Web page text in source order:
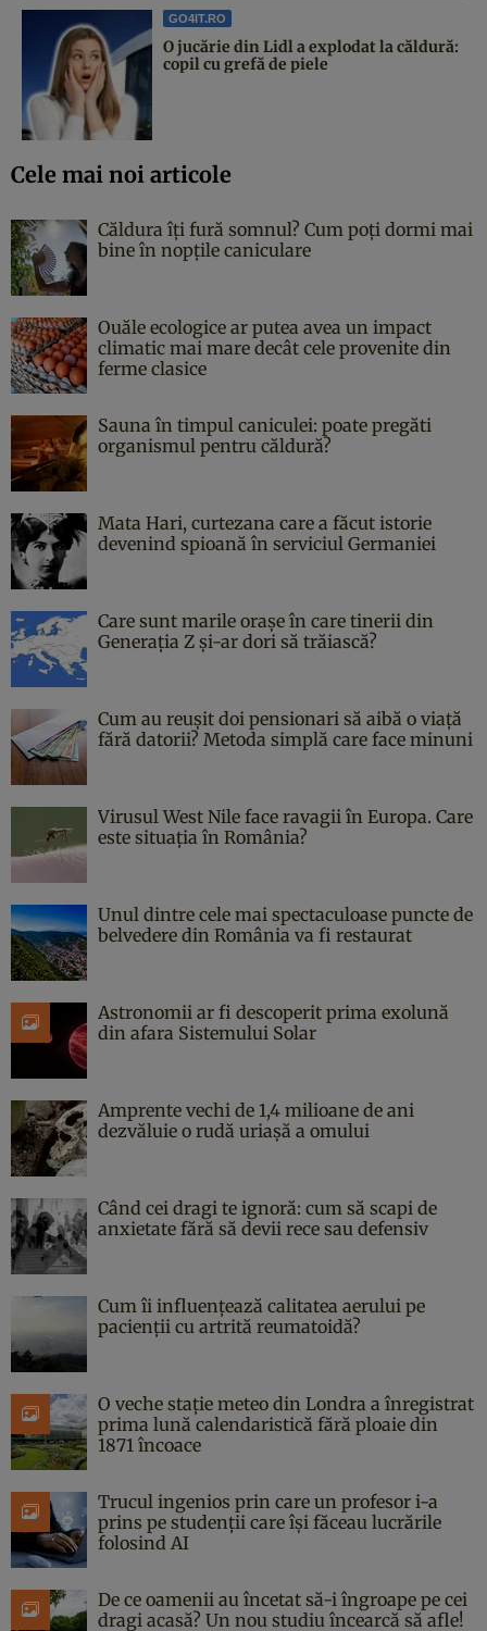
GO4IT.RO
O jucărie din Lidl a explodat la căldură:
copil cu grefă de piele
Cele mai noi articole
Căldura îți fură somnul? Cum poți dormi mai
bine în nopțile caniculare
Ouăle ecologice ar putea avea un impact
climatic mai mare decât cele provenite din
ferme clasice
Sauna în timpul caniculei: poate pregăti
organismul pentru căldură?
Mata Hari, curtezana care a făcut istorie
devenind spioană în serviciul Germaniei
Care sunt marile orașe în care tinerii din
Generația Z și-ar dori să trăiască?
Cum au reușit doi pensionari să aibă o viață
fără datorii? Metoda simplă care face minuni
Virusul West Nile face ravagii în Europa. Care
este situația în România?
Unul dintre cele mai spectaculoase puncte de
belvedere din România va fi restaurat
Astronomii ar fi descoperit prima exolună
din afara Sistemului Solar
Amprente vechi de 1,4 milioane de ani
dezvăluie o rudă uriașă a omului
Când cei dragi te ignoră: cum să scapi de
anxietate fără să devii rece sau defensiv
Cum îi influențează calitatea aerului pe
pacienții cu artrită reumatoidă?
O veche stație meteo din Londra a înregistrat
prima lună calendaristică fără ploaie din
1871 încoace
Trucul ingenios prin care un profesor i-a
prins pe studenții care își făceau lucrările
folosind AI
De ce oamenii au încetat să-i îngroape pe cei
dragi acasă? Un nou studiu încearcă să afle!